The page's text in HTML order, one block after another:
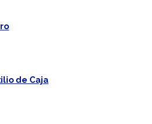
de Caja